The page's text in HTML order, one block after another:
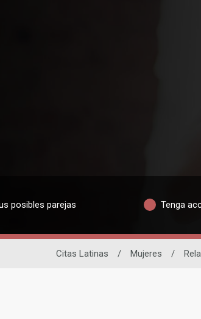
posibles parejas Tenga
Citas Latinas / Mujeres /